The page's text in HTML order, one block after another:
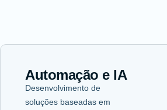
Automação e IA
Desenvolvimento de
soluções baseadas em